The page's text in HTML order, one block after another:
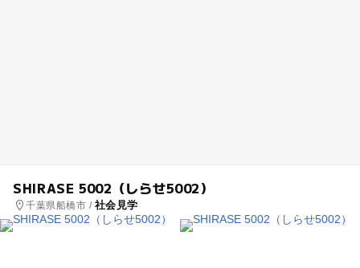
SHIRASE 5002（しらせ5002）
千葉県船橋市 / 社会見学